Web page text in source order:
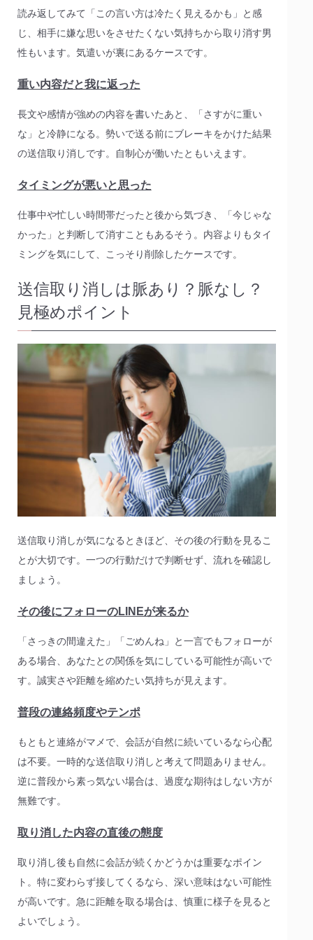
読み返してみて「この言い方は冷たく見えるかも」と感
じ、相手に嫌な思いをさせたくない気持ちから取り消す男
性もいます。気遣いが裏にあるケースです。
重い内容だと我に返った
長文や感情が強めの内容を書いたあと、「さすがに重い
な」と冷静になる。勢いで送る前にブレーキをかけた結果
の送信取り消しです。自制心が働いたともいえます。
タイミングが悪いと思った
仕事中や忙しい時間帯だったと後から気づき、「今じゃな
かった」と判断して消すこともあるそう。内容よりもタイ
ミングを気にして、こっそり削除したケースです。
送信取り消しは脈あり？脈なし？
見極めポイント
送信取り消しが気になるときほど、その後の行動を見るこ
とが大切です。一つの行動だけで判断せず、流れを確認し
ましょう。
その後にフォローのLINEが来るか
「さっきの間違えた」「ごめんね」と一言でもフォローが
ある場合、あなたとの関係を気にしている可能性が高いで
す。誠実さや距離を縮めたい気持ちが見えます。
普段の連絡頻度やテンポ
もともと連絡がマメで、会話が自然に続いているなら心配
は不要。一時的な送信取り消しと考えて問題ありません。
逆に普段から素っ気ない場合は、過度な期待はしない方が
無難です。
取り消した内容の直後の態度
取り消し後も自然に会話が続くかどうかは重要なポイン
ト。特に変わらず接してくるなら、深い意味はない可能性
が高いです。急に距離を取る場合は、慎重に様子を見ると
よいでしょう。